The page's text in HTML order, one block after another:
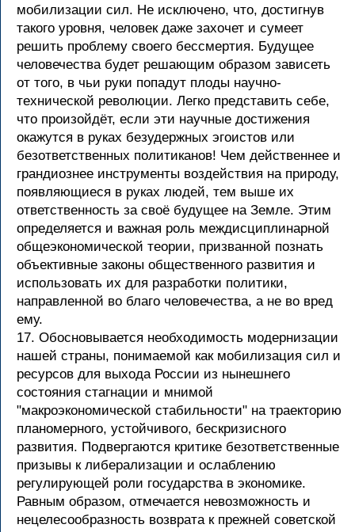
мобилизации сил. Не исключено, что, достигнув
такого уровня, человек даже захочет и сумеет
решить проблему своего бессмертия. Будущее
человечества будет решающим образом зависеть
от того, в чьи руки попадут плоды научно-
технической революции. Легко представить себе,
что произойдёт, если эти научные достижения
окажутся в руках безудержных эгоистов или
безответственных политиканов! Чем действеннее и
грандиознее инструменты воздействия на природу,
появляющиеся в руках людей, тем выше их
ответственность за своё будущее на Земле. Этим
определяется и важная роль междисциплинарной
общеэкономической теории, призванной познать
объективные законы общественного развития и
использовать их для разработки политики,
направленной во благо человечества, а не во вред
ему.
17. Обосновывается необходимость модернизации
нашей страны, понимаемой как мобилизация сил и
ресурсов для выхода России из нынешнего
состояния стагнации и мнимой
"макроэкономической стабильности" на траекторию
планомерного, устойчивого, бескризисного
развития. Подвергаются критике безответственные
призывы к либерализации и ослаблению
регулирующей роли государства в экономике.
Равным образом, отмечается невозможность и
нецелесообразность возврата к прежней советской